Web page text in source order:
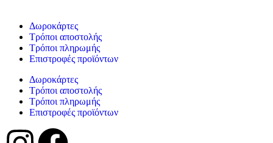
Δωροκάρτες
Τρόποι αποστολής
Τρόποι πληρωμής
Επιστροφές προϊόντων
Δωροκάρτες
Τρόποι αποστολής
Τρόποι πληρωμής
Επιστροφές προϊόντων